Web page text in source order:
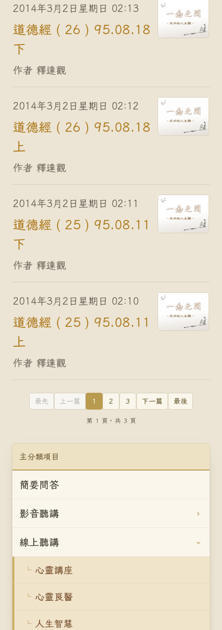
主分類項目
簡要問答
影音聽講
線上聽講
心靈講座
心靈良醫
人生智慧
2014年3月2日星期日 02:13
道德經 ( 26 ) 95.08.18
下
作者 釋達觀
2014年3月2日星期日 02:12
道德經 ( 26 ) 95.08.18
上
作者 釋達觀
2014年3月2日星期日 02:11
道德經 ( 25 ) 95.08.11
下
作者 釋達觀
2014年3月2日星期日 02:10
道德經 ( 25 ) 95.08.11
上
作者 釋達觀
最先 上一篇 1 2 3 下一篇 最後
第 1 頁，共 3 頁